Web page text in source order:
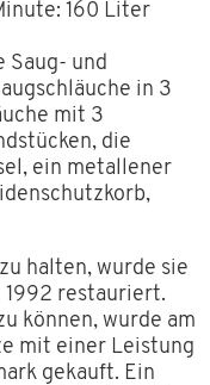
160 Liter
Saug- und
in 3
mit 3
die
ein metallener
halten, wurde sie
1992 restauriert.
können, wurde am
mit einer Leistung
gekauft. Ein